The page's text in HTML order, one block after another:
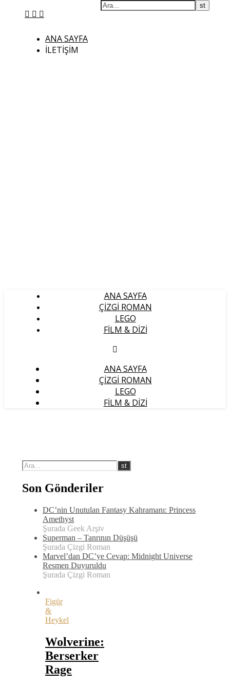
ANA SAYFA
İLETIŞIM
ANA SAYFA
ÇIZGI ROMAN
LEGO
FILM & DIZI
ANA SAYFA
ÇIZGI ROMAN
LEGO
FILM & DIZI
Son Gönderiler
DC’nin Unutulan Fantasy Kahramanı: Princess
Amethyst
Şurada Geek Arşiv
Superman – Tanrının Düşüşü
Şurada Çizgi Roman
Marvel’dan DC’ye Cevap: Midnight Universe
Resmen Duyuruldu
Şurada Çizgi Roman
Figür
&
Heykel
Wolverine:
Berserker
Rage